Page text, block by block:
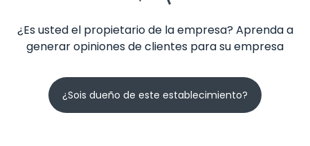
¿Es usted el propietario de la empresa? Aprenda a
generar opiniones de clientes para su empresa
¿Sois dueño de este establecimiento?